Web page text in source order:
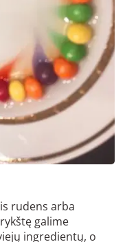
rudens arba
galime
ingredientų, o